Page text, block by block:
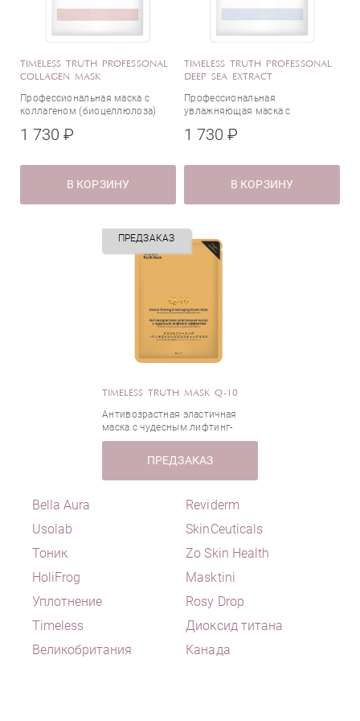
Глутатион
Глюконат цинка
Гриб Рейши
Диоевая кислота
Диоксид титана
Древесный уголь
Жемчужная пудра
Золото
Идебенон
Иллюминирующая пудра
Керамиды
Коллаген
Кордицепс (гриб китайский)
Кофеин
Коэнзим Q10
Куркума
Лавандовая вода
Лимонная кислота
Масло авокадо
Масло миндаля
Масло облепихи
Масло розы
TIMELESS TRUTH PROFESSONAL
COLLAGEN MASK
Профессиональная маска с
коллагеном (биоцеллюлоза)
1 730 ₽
В КОРЗИНУ
TIMELESS TRUTH PROFESSONAL
DEEP SEA EXTRACT
Профессиональная
увлажняющая маска с
водорослей (биоцеллюлоза)
1 730 ₽
В КОРЗИНУ
ПРЕДЗАКАЗ
TIMELESS TRUTH MASK Q-10
Антивозрастная эластичная
маска с чудесным лифтинг-
эффектом
ПРЕДЗАКАЗ
Bella Aura
Reviderm
Usolab
SkinCeuticals
Тоник
Zo Skin Health
HoliFrog
Masktini
Уплотнение
Rosy Drop
Timeless
Диоксид титана
Великобритания
Канада